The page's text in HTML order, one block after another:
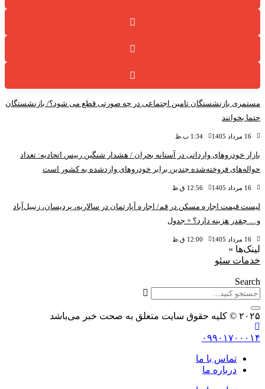
مستمری بازنشستگان تامین اجتماعی در چه صورتی قطع می شود؟/ بازنشستگان
حتما بخوانند
16 مرداد 1405 1:34 ب.ظ
بازار خودروهای وارداتی در آستانه بحران / هشدار شنگین رییس اتحادیه: تعداد
حواله‌های فروخته‌شده چندین برابر خودروهای واردشده به کشور است
16 مرداد 1405 12:56 ق.ظ
لیست قیمت اجاره مسکن در قم/ اجاره آپارتمان در سالاریه، پردیسان، زنبیل‌آباد
و… چقدر هزینه دارد؟ + جدول
16 مرداد 1405 12:00 ق.ظ
لینک‌ها »
خدمات سئو
Search
۲۰۲۵ © کلیه حقوق سایت متعلق به صحت خبر می‌باشد
۰۹۹۰۱۷۰۰۰۱۴
تماس با ما
درباره ما